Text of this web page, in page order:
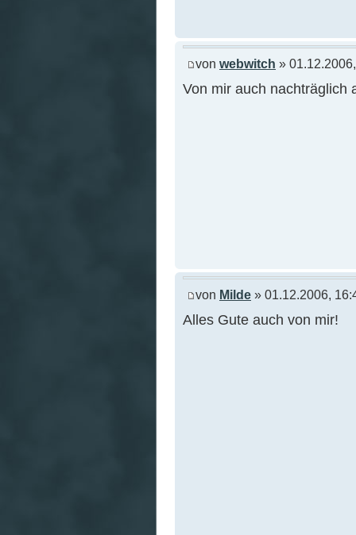
von webwitch »
Von mir auch nachträglich
von Milde » 01.12.2006,
Alles Gute auch von mir!